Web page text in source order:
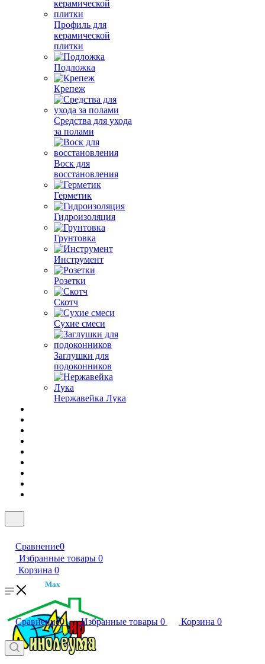
Профиль для
керамической
плитки
Подложка
Крепеж
Средства для ухода
за полами
Воск для
восстановления
Герметик
Гидроизоляция
Грунтовка
Инструмент
Розетки
Скотч
Сухие смеси
Заглушки для
подоконников
Нержавейка Лука
Сравнение0
Избранные товары 0
Корзина 0
Max
Сравнение0 Избранные товары 0 Корзина 0